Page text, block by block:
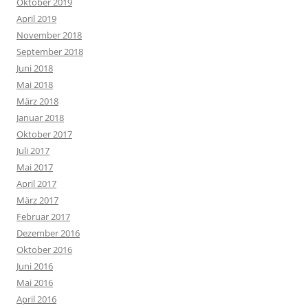
April 2019
November 2018
September 2018
Juni 2018
Mai 2018
März 2018
Januar 2018
Oktober 2017
Juli 2017
Mai 2017
April 2017
März 2017
Februar 2017
Dezember 2016
Oktober 2016
Juni 2016
Mai 2016
April 2016